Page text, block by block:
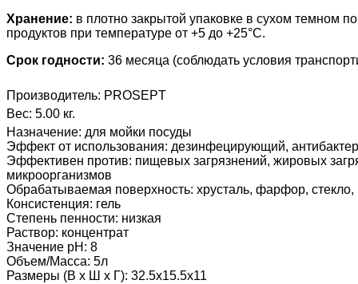
Хранение: в плотно закрытой упаковке в сухом темном
продуктов при температуре от +5 до +25°С.
Срок годности: 36 месяца (соблюдать условия
Производитель: PROSEPT
Вес: 5.00 кг.
Назначение: для мойки посуды
Эффект от использования: дезинфецирующий,
Эффективен против: пищевых загрязнений, жировых
микроорганизмов
Обрабатываемая поверхность: хрусталь, фарфор,
Консистенция: гель
Степень пенности: низкая
Раствор: концентрат
Значение pH : 8
Объем/Масса: 5л
Размеры (В х Ш х Г): 32.5х15.5х11